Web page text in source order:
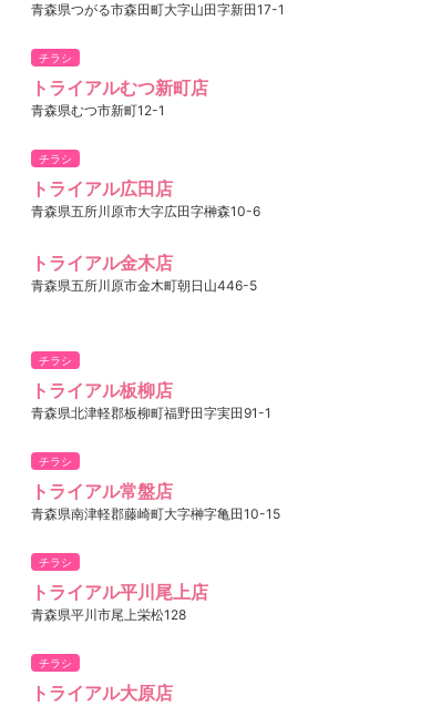
青森県つがる市森田町大字山田字新田17-1
チラシ
トライアルむつ新町店
青森県むつ市新町12-1
チラシ
トライアル広田店
青森県五所川原市大字広田字榊森10-6
トライアル金木店
青森県五所川原市金木町朝日山446-5
チラシ
トライアル板柳店
青森県北津軽郡板柳町福野田字実田91-1
チラシ
トライアル常盤店
青森県南津軽郡藤崎町大字榊字亀田10-15
チラシ
トライアル平川尾上店
青森県平川市尾上栄松128
チラシ
トライアル大原店